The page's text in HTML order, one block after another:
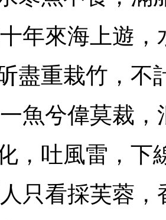
來海上遊，
重栽竹，不
兮偉莫裁，
吐風雷，下
看採芙蓉，